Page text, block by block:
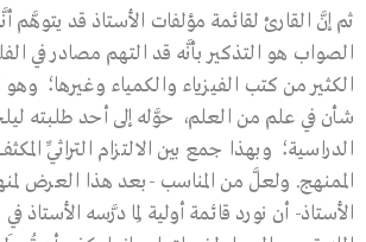
ثم إنَّ القارئ لقائمة مؤلفات الأستاذ قد يتوهَّم
الصواب هو التذكير بأنَّه قد التهم مصادر في
الكثير من كتب الفيزياء والكمياء وغيرها؛ وهو
شأن في علم من العلم، حوَّله إلى أحد طلبته
الدراسية؛ وبهذا جمع بين الالتزام التراثيِّ
الممنهج. ولعلَّ من المناسب -بعد هذا العرض
الأستاذ- أن نورد قائمة أولية لِما درَّسه الأستاذ